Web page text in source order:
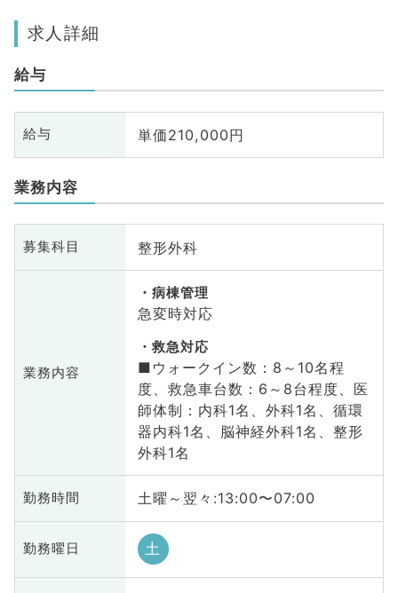
求人詳細
給与
給与 単価210,000円
業務内容
募集科目 整形外科
業務内容
病棟管理
急変時対応
救急対応
■ウォークイン数：8～10名程
度、救急車台数：6～8台程度、医
師体制：内科1名、外科1名、循環
器内科1名、脳神経外科1名、整形
外科1名
勤務時間 土曜～翌々:13:00〜07:00
勤務曜日 土